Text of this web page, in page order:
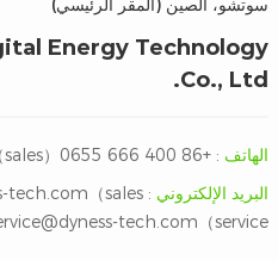
Energy Technology
Co., Ltd.
الهاتف :
+86 400 666 0655（sales）
البريد الإلكتروني :
（sales）
tech.com（service）